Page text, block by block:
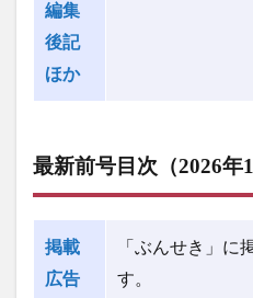
編集
後記
ほか
最新前号目次 （2026年
掲載
広告
「ぶんせき」に
す。